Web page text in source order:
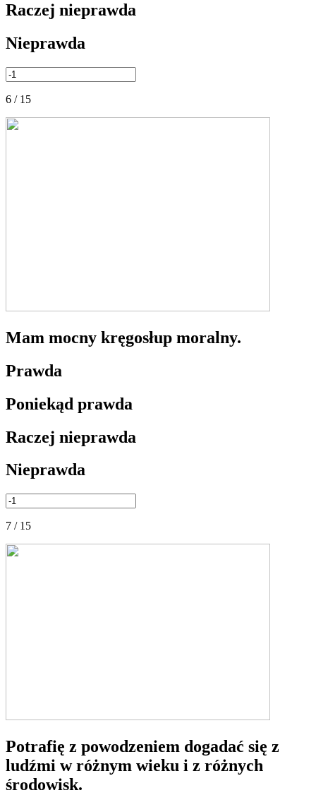
Raczej nieprawda
Nieprawda
6 / 15
Mam mocny kręgosłup moralny.
Prawda
Poniekąd prawda
Raczej nieprawda
Nieprawda
7 / 15
Potrafię z powodzeniem dogadać się z
ludźmi w różnym wieku i z różnych
środowisk.